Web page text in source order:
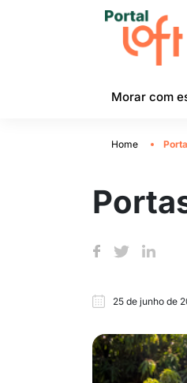
Morar com
Home
25 de junho de